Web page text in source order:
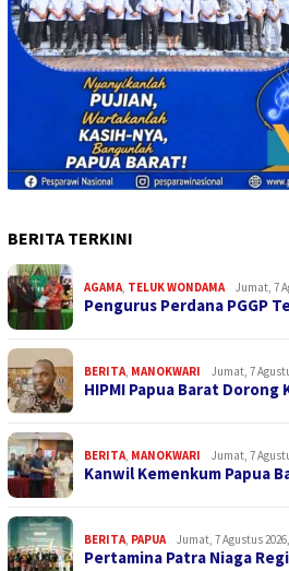
BERITA TERKINI
AGAMA, TELUK WONDAMA Jumat, 7
Pengurus Perdana PGGP
BERITA, MANOKWARI Jumat, 7
HIPMI Papua Barat
BERITA, MANOKWARI Jumat, 7
Kanwil Kemenkum Papua
BERITA, PAPUA Jumat, 7 Agustus
Pertamina Patra Niaga